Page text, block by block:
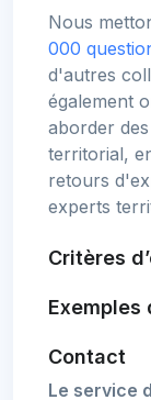
Nous
000
d'autres
également
aborder
territorial,
retours
experts
Critères
Exemples
Contact
Le service